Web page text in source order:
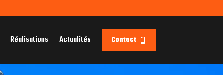
Réalisations Actualités Contact